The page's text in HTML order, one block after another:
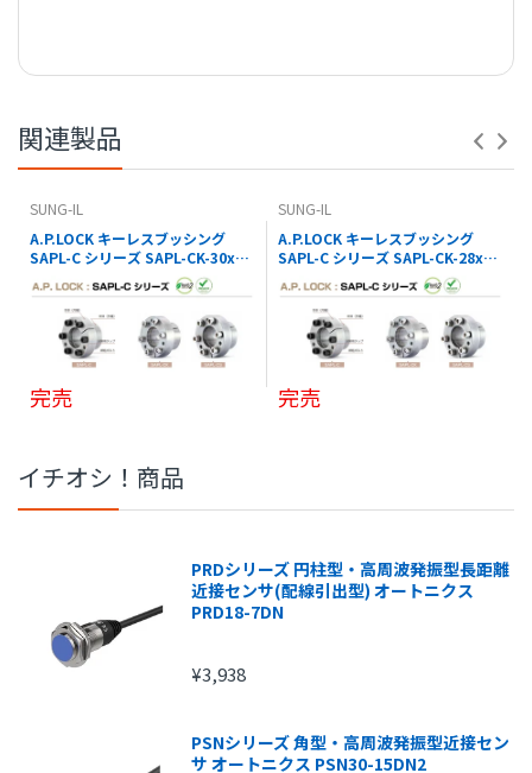
【 PDFダウンロード02 】
※コナビストアでの表記の金額は全て税込価格です。
関連製品
SUNG-IL
A.P.LOCK キーレスブッシング
SAPL-C シリーズ SAPL-CK-30x41
完売
SUNG-IL
A.P.LOCK キーレスブッシング
SAPL-C シリーズ SAPL-CK-28x39
完売
イチオシ！商品
PRDシリーズ 円柱型・高周波発振型長距離
近接センサ(配線引出型) オートニクス
PRD18-7DN
¥3,938
PSNシリーズ 角型・高周波発振型近接セン
サ オートニクス PSN30-15DN2